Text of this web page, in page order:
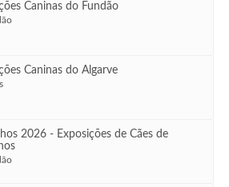
Caninas do Fundão
Caninas do Algarve
2026 - Exposições de Cães de